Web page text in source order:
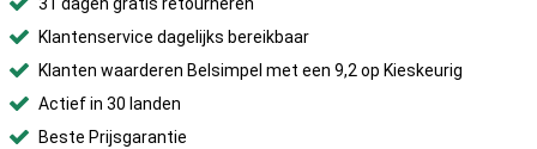
Klantenservice dagelijks bereikbaar
Klanten waarderen Belsimpel met een 9,2 op Kieskeurig
Actief in 30 landen
Beste Prijsgarantie